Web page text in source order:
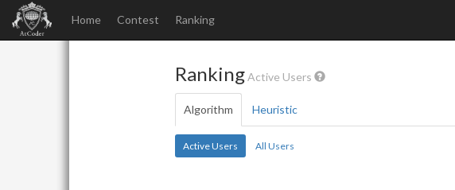
Home Contest Ranking
RankingActive Users
Algorithm Heuristic
Active Users All Users